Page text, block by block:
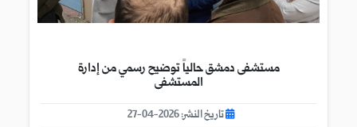
مستشفى دمشق حالياً توضيح رسمي من إدارة
المستشفى
تاريخ النشر: 2026-04-27